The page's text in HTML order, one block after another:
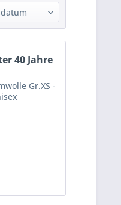
40 Jahre
Gr.XS -